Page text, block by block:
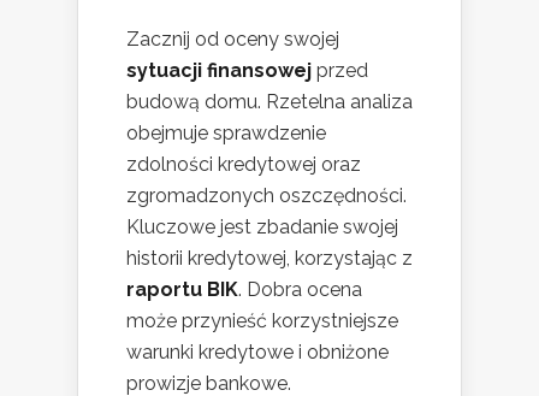
Zacznij od oceny swojej
sytuacji finansowej przed
budową domu. Rzetelna analiza
obejmuje sprawdzenie
zdolności kredytowej oraz
zgromadzonych oszczędności.
Kluczowe jest zbadanie swojej
historii kredytowej, korzystając z
raportu BIK. Dobra ocena
może przynieść korzystniejsze
warunki kredytowe i obniżone
prowizje bankowe.